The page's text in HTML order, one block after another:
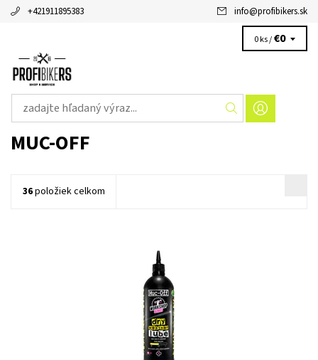
+421911895383 info@profibikers.sk
0 ks /€0
MUC-OFF
36položiek celkom
Muc-Off Bio Dry Lube - je mazivo určené do suchých
poveternostných podmienok, ktoré má najmodernejšie
penetračné vlastnosti, ktoré zabezpečujú, že mazivo je hnané